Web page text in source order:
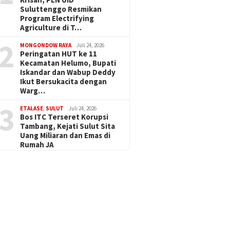
Suluttenggo Resmikan
Program Electrifying
Agriculture di T…
MONGONDOW RAYA Juli 24, 2026
Peringatan HUT ke 11
Kecamatan Helumo, Bupati
Iskandar dan Wabup Deddy
Ikut Bersukacita dengan
Warg…
ETALASE SULUT Juli 24, 2026
Bos ITC Terseret Korupsi
Tambang, Kejati Sulut Sita
Uang Miliaran dan Emas di
Rumah JA